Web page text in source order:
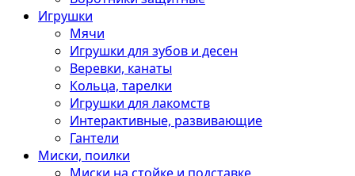
Игрушки
Мячи
Игрушки для зубов и десен
Веревки, канаты
Кольца, тарелки
Игрушки для лакомств
Интерактивные, развивающие
Гантели
Миски, поилки